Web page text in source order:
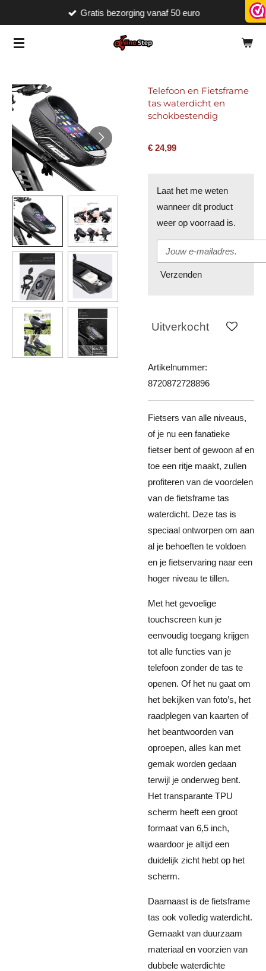
naar
Gratis bezorging vanaf 50 euro
Telefoon en Fietsframe
tas waterdicht en
schokbestendig
€ 24,99
Laat het me weten
wanneer dit product
weer op voorraad is.
Verzenden
Uitverkocht
Artikelnummer:
8720872728896
Fietsers van alle niveaus,
of je nu een fanatieke
fietser bent of gewoon af en
toe een ritje maakt, zullen
profiteren van de voordelen
van de fietsframe tas
waterdicht. Deze tas is
speciaal ontworpen om aan
al je behoeften te voldoen
en je fietservaring naar een
hoger niveau te tillen.
Met het gevoelige
touchscreen kun je
eenvoudig toegang krijgen
tot alle functies van je
telefoon zonder de tas te
openen. Of het nu gaat om
het bekijken van foto’s, het
raadplegen van kaarten of
het beantwoorden van
oproepen, alles kan met
gemak worden gedaan
terwijl je onderweg bent.
Het transparante TPU
scherm heeft een groot
formaat van 6,5 inch,
waardoor je altijd een
duidelijk zicht hebt op het
scherm.
Daarnaast is de fietsframe
tas ook volledig waterdicht.
Gemaakt van duurzaam
materiaal en voorzien van
dubbele waterdichte